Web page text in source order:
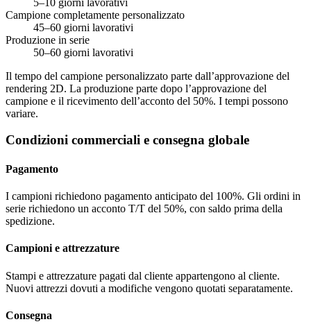
Campione completamente personalizzato
45–60 giorni lavorativi
Produzione in serie
50–60 giorni lavorativi
Il tempo del campione personalizzato parte dall’approvazione del
rendering 2D. La produzione parte dopo l’approvazione del
campione e il ricevimento dell’acconto del 50%. I tempi possono
variare.
Condizioni commerciali e consegna globale
Pagamento
I campioni richiedono pagamento anticipato del 100%. Gli ordini in
serie richiedono un acconto T/T del 50%, con saldo prima della
spedizione.
Campioni e attrezzature
Stampi e attrezzature pagati dal cliente appartengono al cliente.
Nuovi attrezzi dovuti a modifiche vengono quotati separatamente.
Consegna